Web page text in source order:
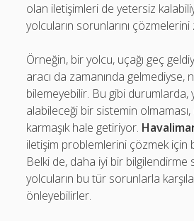
olan iletişimleri de yetersiz
yolcuların sorunlarını çözmelerini
Örneğin, bir yolcu, uçağı geç
aracı da zamanında gelmediyse,
bilemeyebilir. Bu gibi durumlarda,
alabileceği bir sistemin
karmaşık hale getiriyor.
iletişim problemlerini çözmek için
Belki de, daha iyi bir bilgilendirme
yolcuların bu tür sorunlarla
önleyebilirler.